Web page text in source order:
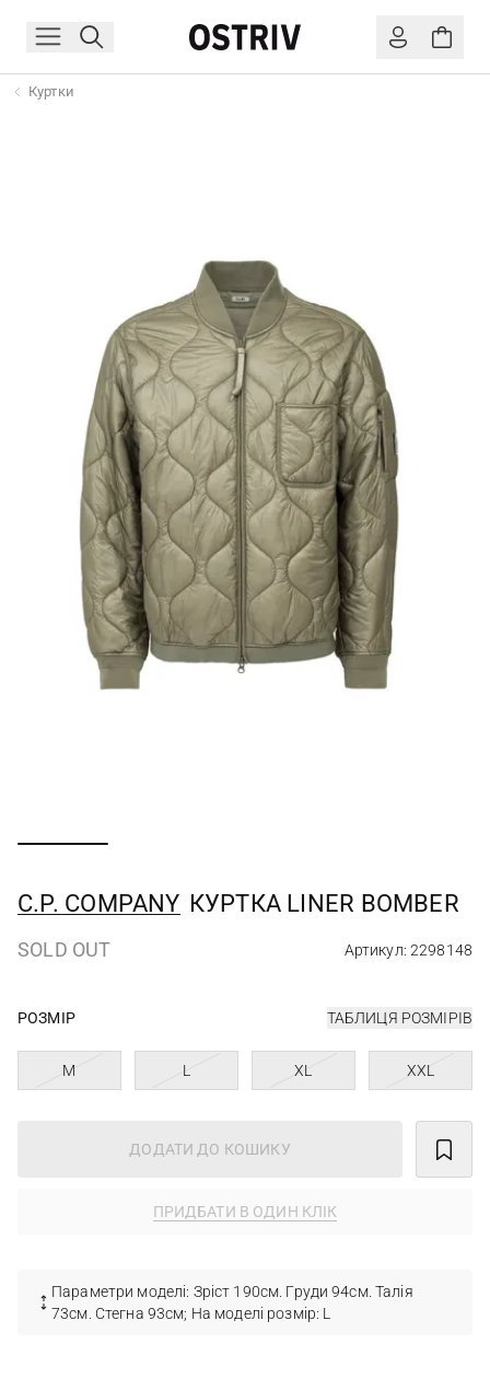
Куртки
C.P. COMPANY КУРТКА LINER BOMBER
SOLD OUT Артикул: 2298148
РОЗМІР ТАБЛИЦЯ РОЗМІРІВ
M L XL XXL
ДОДАТИ ДО КОШИКУ
ПРИДБАТИ В ОДИН КЛІК
Параметри моделі: Зріст 190см. Груди 94см. Талія
73см. Стегна 93см; На моделі розмір: L